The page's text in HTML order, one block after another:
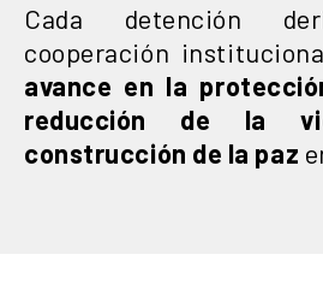
Cada detención
cooperación
avance en la
reducción de la
construcción de la paz